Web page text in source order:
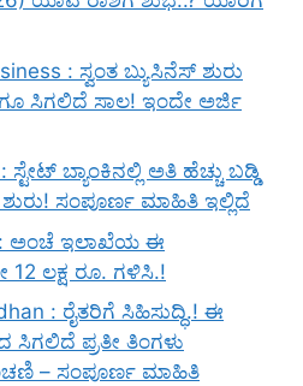
: ಸ್ವಂತ ಬ್ಯುಸಿನೆಸ್ ಶುರು
ಸಿಗಲಿದೆ ಸಾಲ! ಇಂದೇ ಅರ್ಜಿ
ಬ್ಯಾಂಕಿನಲ್ಲಿ ಅತಿ ಹೆಚ್ಚು ಬಡ್ಡಿ
ಸಂಪೂರ್ಣ ಮಾಹಿತಿ ಇಲ್ಲಿದೆ
: ಅಂಚೆ ಇಲಾಖೆಯ ಈ
ಲಕ್ಷ ರೂ. ಗಳಿಸಿ.!
: ರೈತರಿಗೆ ಸಿಹಿಸುದ್ಧಿ.! ಈ
ಪ್ರತೀ ತಿಂಗಳು
– ಸಂಪೂರ್ಣ ಮಾಹಿತಿ